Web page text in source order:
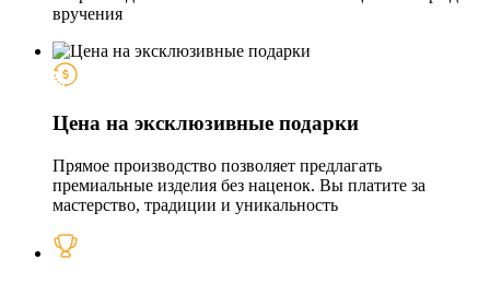
вручения
Цена на эксклюзивные подарки
Прямое производство позволяет предлагать
премиальные изделия без наценок. Вы платите за
мастерство, традиции и уникальность